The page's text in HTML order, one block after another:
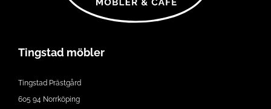
Tingstad möbler
Tingstad Prästgård
605 94 Norrköping